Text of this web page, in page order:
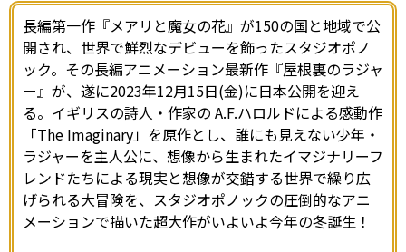
長編第一作『メアリと魔女の花』が150の国と地域で公
開され、世界で鮮烈なデビューを飾ったスタジオポノ
ック。その長編アニメーション最新作『屋根裏のラジャ
ー』が、遂に2023年12月15日(金)に日本公開を迎え
る。イギリスの詩人・作家の A.F.ハロルドによる感動作
「The Imaginary」を原作とし、誰にも見えない少年・
ラジャーを主人公に、想像から生まれたイマジナリーフ
レンドたちによる現実と想像が交錯する世界で繰り広
げられる大冒険を、スタジオポノックの圧倒的なアニ
メーションで描いた超大作がいよいよ今年の冬誕生！